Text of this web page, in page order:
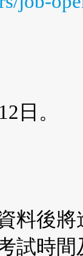
日。
料後
試時